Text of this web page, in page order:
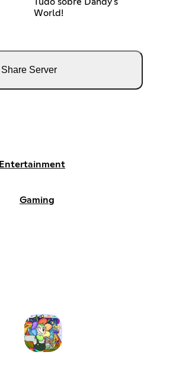
World!
Share Server
Entertainment
Gaming